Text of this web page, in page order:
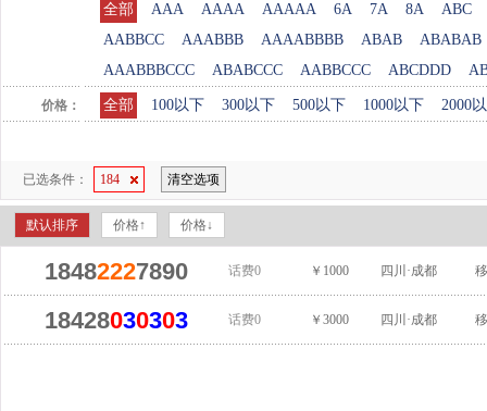
全部 AAA AAAA AAAAA 6A 7A 8A
ABC
AABBCC
AAABBB AAAABBBB ABAB
ABABAB
AAABBBCCC
ABABCCC AABBCCC ABCDDD
价格： 全部 100以下 300以下 500以下 1000以下 2000
已选条件： 184 清空选项
默认排序 价格↑ 价格↓
18482227890 话费0 ￥1000 四川·成都
18428030303 话费0 ￥3000 四川·成都